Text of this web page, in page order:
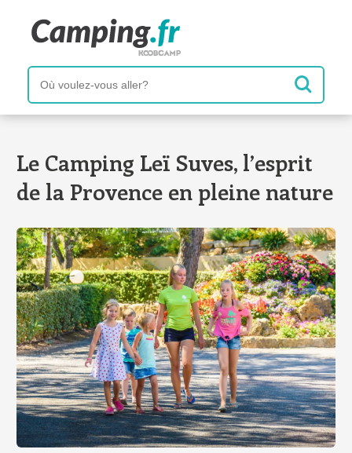
Le Camping Leï Suves, l’esprit
de la Provence en pleine nature